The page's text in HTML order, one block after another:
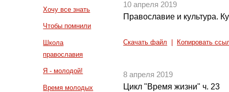
Хочу все знать
Чтобы помнили
Школа
православия
Я - молодой!
Время молодых
10 апреля 2019
Православие и культура.
Скачать файл Копировать
8 апреля 2019
Цикл "Время жизни" ч. 23